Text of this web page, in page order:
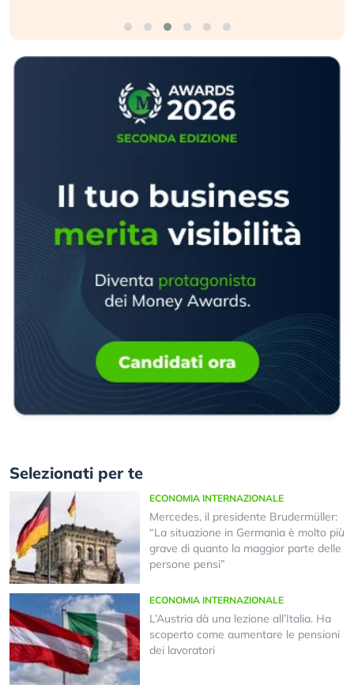
Selezionati per te
ECONOMIA INTERNAZIONALE
Mercedes, il presidente Brudermüller:
“La situazione in Germania è molto più
grave di quanto la maggior parte delle
persone pensi”
ECONOMIA INTERNAZIONALE
L’Austria dà una lezione all’Italia. Ha
scoperto come aumentare le pensioni
dei lavoratori